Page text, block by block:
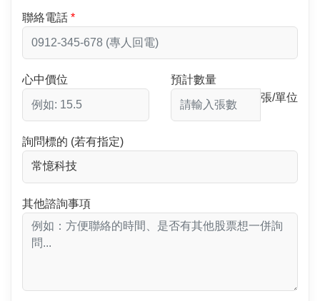
聯絡電話
心中價位
預計數量
張/單位
詢問標的 (若有指定)
其他諮詢事項